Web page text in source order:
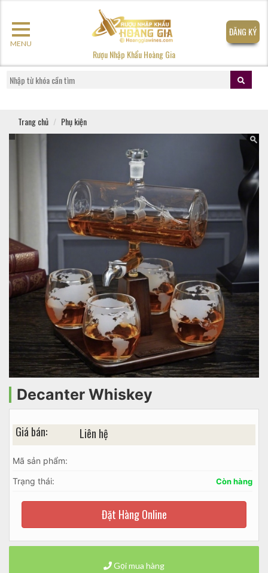
MENU
Rượu Nhập Khẩu Hoàng Gia
ĐĂNG KÝ
Trang chủ Phụ kiện
Decanter Whiskey
Giá bán: Liên hệ
Mã sản phẩm:
Trạng thái:
Còn hàng
Đặt Hàng Online
Gọi mua hàng